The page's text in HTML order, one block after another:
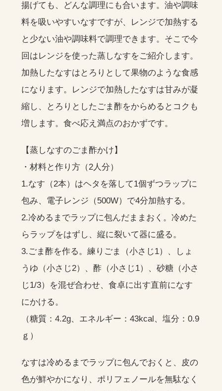
揚げても、どんな調理にも合います。油や調味
料を吸いやすいなすですが、レンジで加熱する
と少ない油や調味料で調理できます。そこで今
回はレンジを使った蒸しなすをご紹介します。
加熱したなすはとろりとして果物のような食感
になります。レンジで加熱したなすは甘みが凝
縮し、とろりとしたごま酢をからめるとコクも
増します。食べ応え満点のおかずです。
【蒸しなすのごま酢かけ】
・材料と作り方（2人分）
1.なす（2本）はヘタを落して1個ずつラップに
包み、電子レンジ（500W）で4分加熱する。
2.冷めるまでラップに包んだままおく。冷めた
らラップをはずし、縦に裂いて器に盛る。
3.ごま酢を作る。練りごま（小さじ1）、しょ
うゆ（小さじ2）、酢（小さじ1）、砂糖（小さ
じ1/3）を混ぜ合わせ、食卓に出す直前になす
にかける。
（糖質：4.2g、エネルギー：43kcal、塩分：0.9
ｇ）
なすは冷めるまでラップに包んでおくと、皮の
色が鮮やかになり、ポリフェノールを無駄なく